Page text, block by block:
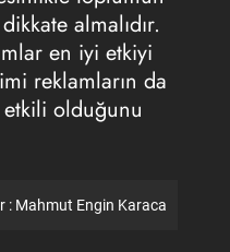
almalıdır.
en iyi etkiyi
reklamların da
olduğunu
: Mahmut Engin Karaca